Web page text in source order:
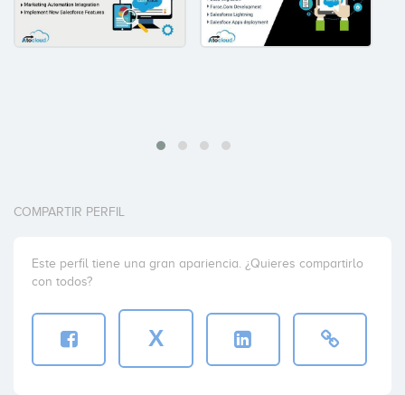
COMPARTIR PERFIL
Este perfil tiene una gran apariencia. ¿Quieres compartirlo
con todos?
X